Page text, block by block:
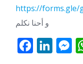
https://forms.gle/
و أحنا نكلم